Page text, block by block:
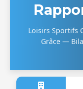
Loisirs Sportifs
Grâce —